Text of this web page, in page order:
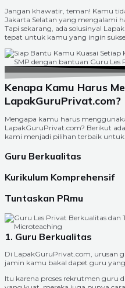
Jangan khawatir, teman! Kamu
Jakarta Selatan yang mengalami
Tapi sekarang, ada solusinya!
tepat untuk kamu yang ingin
Kenapa Kamu Harus
LapakGuruPrivat.com?
Mengapa kamu harus
LapakGuruPrivat.com? Berikut
kami menjadi pilihan terbaik untuk
Guru Berkualitas
Kurikulum Komprehensif
Tuntaskan PRmu
1. Guru Berkualitas
Di LapakGuruPrivat.com, urusan
jamin kamu bakal dapet guru
Itu karena proses rekrutmen guru